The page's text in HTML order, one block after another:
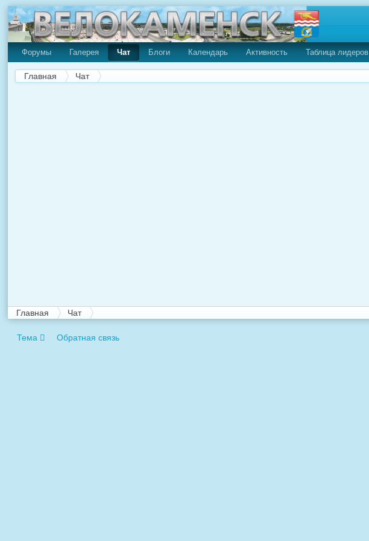
Форумы Галерея Чат Блоги Календарь Активность Таблица лидеров
Главная Чат
Главная Чат
Тема Обратная связь